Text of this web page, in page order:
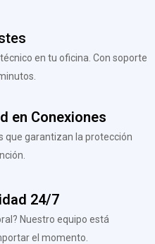
en tu oficina. Con soporte
en Conexiones
que garantizan la protección
24/7
Nuestro equipo está
el momento.